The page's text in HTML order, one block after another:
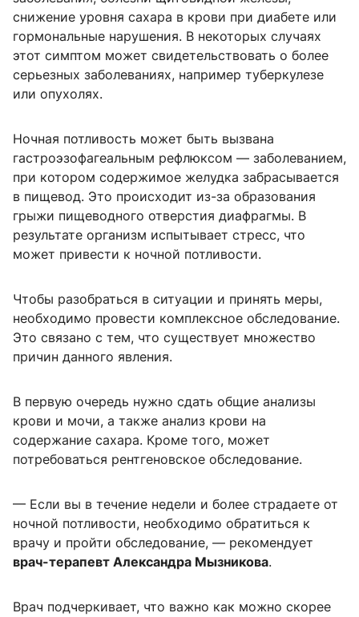
снижение уровня сахара в крови при диабете или
гормональные нарушения. В некоторых случаях
этот симптом может свидетельствовать о более
серьезных заболеваниях, например туберкулезе
или опухолях.
Ночная потливость может быть вызвана
гастроэзофагеальным рефлюксом — заболеванием,
при котором содержимое желудка забрасывается
в пищевод. Это происходит из-за образования
грыжи пищеводного отверстия диафрагмы. В
результате организм испытывает стресс, что
может привести к ночной потливости.
Чтобы разобраться в ситуации и принять меры,
необходимо провести комплексное обследование.
Это связано с тем, что существует множество
причин данного явления.
В первую очередь нужно сдать общие анализы
крови и мочи, а также анализ крови на
содержание сахара. Кроме того, может
потребоваться рентгеновское обследование.
— Если вы в течение недели и более страдаете от
ночной потливости, необходимо обратиться к
врачу и пройти обследование, — рекомендует
врач-терапевт Александра Мызникова.
Врач подчеркивает, что важно как можно скорее